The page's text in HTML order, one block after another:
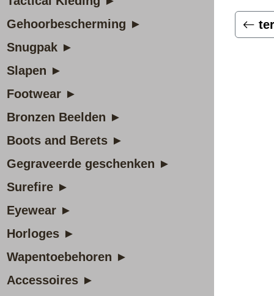
Gehoorbescherming ►
Snugpak ►
Slapen ►
Footwear ►
Bronzen Beelden ►
Boots and Berets ►
Gegraveerde geschenken ►
Surefire ►
Eyewear ►
Horloges ►
Wapentoebehoren ►
Accessoires ►